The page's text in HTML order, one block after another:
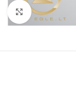
Click to enlarge